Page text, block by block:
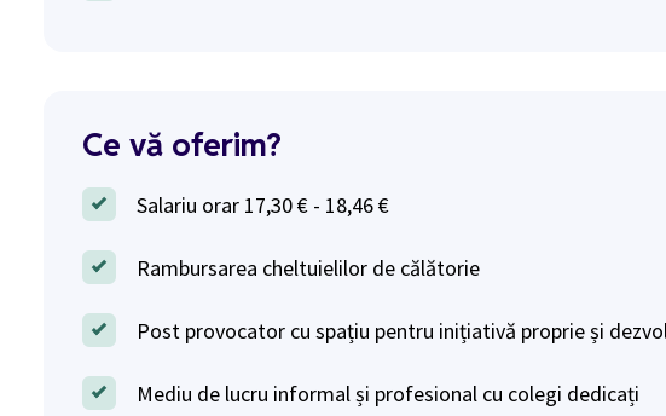
Ce vă oferim?
Salariu orar 17,30 € - 18,46 €
Rambursarea cheltuielilor de călătorie
Post provocator cu spațiu pentru inițiativă proprie și
Mediu de lucru informal și profesional cu colegi dedicați